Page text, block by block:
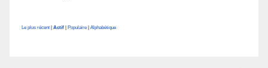
Le plus récent Actif Populaire Alphabétique